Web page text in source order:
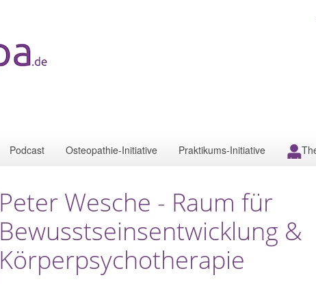
Podcast Osteopathie-Initiative Praktikums-Initiative
Peter Wesche - Raum für
Bewusstseinsentwicklung &
Körperpsychotherapie